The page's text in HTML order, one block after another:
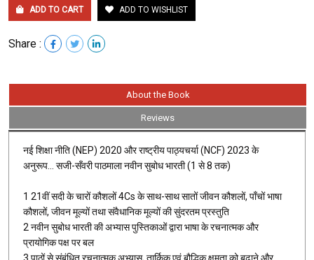
ADD TO CART ADD TO WISHLIST
Share :
About the Book
Reviews
नई शिक्षा नीति (NEP) 2020 और राष्ट्रीय पाठ्यचर्या (NCF) 2023 के
अनुरूप… सजी-सँवरी पाठमाला नवीन सुबोध भारती (1 से 8 तक)
1 21वीं सदी के चारों कौशलों 4Cs के साथ-साथ सातों जीवन कौशलों, पाँचों भाषा
कौशलों, जीवन मूल्यों तथा संवैधानिक मूल्यों की सुंदरतम प्रस्तुति
2 नवीन सुबोध भारती की अभ्यास पुस्तिकाओं द्वारा भाषा के रचनात्मक और
प्रायोगिक पक्ष पर बल